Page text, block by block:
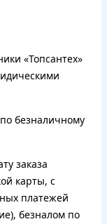
«Топсантех»
безналичному
заказа
карты, с
платежей
безналом по